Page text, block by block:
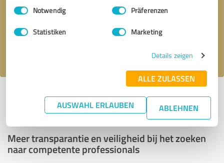
Impressum Datenschutzbestimmungen
Einwilligungsauswahl
Notwendig Präferenzen
Statistiken Marketing
Details zeigen
ALLE ZULASSEN
AUSWAHL ERLAUBEN ABLEHNEN
profiel
Meer transparantie en veiligheid bij het zoeken
naar competente professionals